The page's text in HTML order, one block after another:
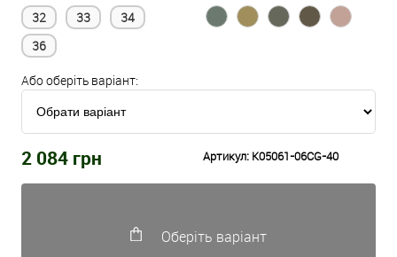
32
33
34
36
Або оберіть варіант:
2 084 грн Артикул: K05061-06CG-40
Оберіть варіант